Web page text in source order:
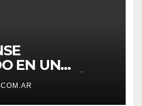
EN UN
TERMINÓ
Y VUELCO